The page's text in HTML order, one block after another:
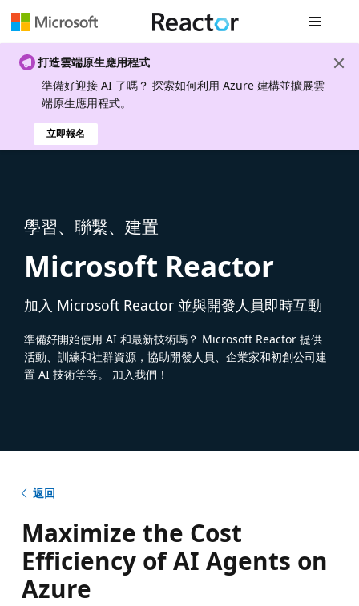
打造雲端原生應用程式
準備好迎接 AI 了嗎？ 探索如何利用 Azure 建構並擴展雲
端原生應用程式。
立即報名
學習、聯繫、建置
Microsoft Reactor
加入 Microsoft Reactor 並與開發人員即時互動
準備好開始使用 AI 和最新技術嗎？ Microsoft Reactor 提供
活動、訓練和社群資源，協助開發人員、企業家和初創公司建
置 AI 技術等等。 加入我們！
返回
Maximize the Cost
Efficiency of AI Agents on
Azure